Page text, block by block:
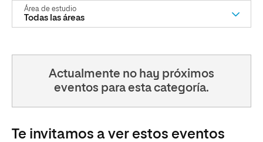
área de estudio
Actualmente no hay próximos
eventos para esta categoría.
Te invitamos a ver estos eventos